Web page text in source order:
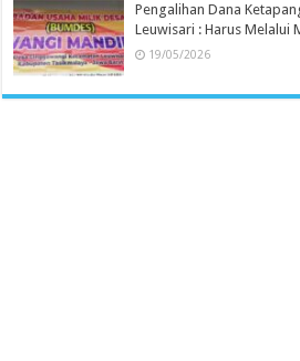
Pengalihan Dana
Leuwisari : Harus Melalui
19/05/2026